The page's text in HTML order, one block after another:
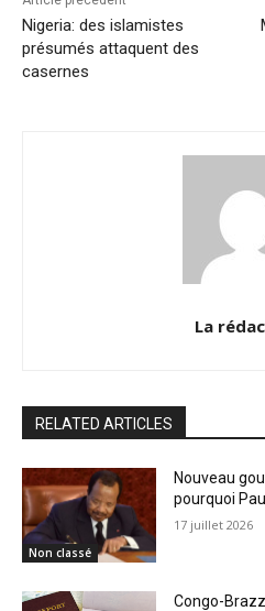
Nigeria: des islamistes
présumés attaquent des
casernes
La
RELATED ARTICLES
Non classé
Nouveau
pourquoi
17 juillet 2026
Congo-